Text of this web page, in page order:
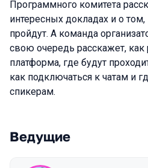
Программного комитета
интересных докладах и о
пройдут. А команда
свою очередь расскажет, как
платформа, где будут
как подключаться к чатам и
спикерам.
Ведущие